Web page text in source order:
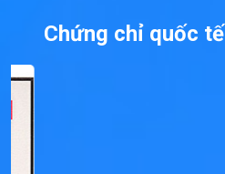
Chứng chỉ quốc tế